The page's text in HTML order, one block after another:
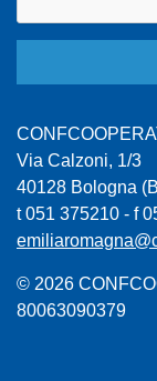
Via Calzoni, 1/3
40128 Bologna
t 051 375210 - f
© 2026
80063090379